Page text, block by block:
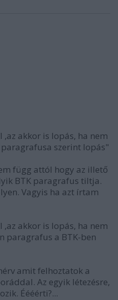
akkor is lopás, ha nem
szerint lopás"
függ attól hogy az illető
BTK paragrafus tiltja.
Vagyis ha azt írtam
akkor is lopás, ha nem
paragrafus a BTK-ben
amit felhoztatok a
Az egyik létezésre,
Éééérti?...